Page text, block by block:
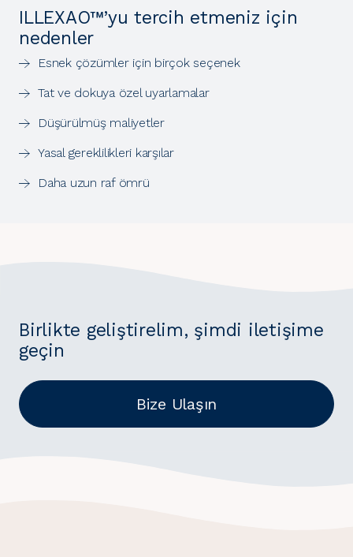
ILLEXAO™’yu tercih etmeniz için
nedenler
Esnek çözümler için birçok seçenek
Tat ve dokuya özel uyarlamalar
Düşürülmüş maliyetler
Yasal gereklilikleri karşılar
Daha uzun raf ömrü
Birlikte geliştirelim, şimdi iletişime
geçin
Bize Ulaşın